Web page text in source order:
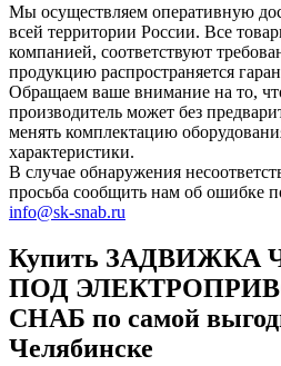
Мы осуществляем оперативную
всей территории России. Все
компанией, соответствуют
продукцию распространяется
Обращаем ваше внимание на то,
производитель может без
менять комплектацию
характеристики.
В случае обнаружения
просьба сообщить нам об ошибке
info@sk-snab.ru
Купить ЗАДВИЖКА
ПОД
СНАБ по самой
Челябинске